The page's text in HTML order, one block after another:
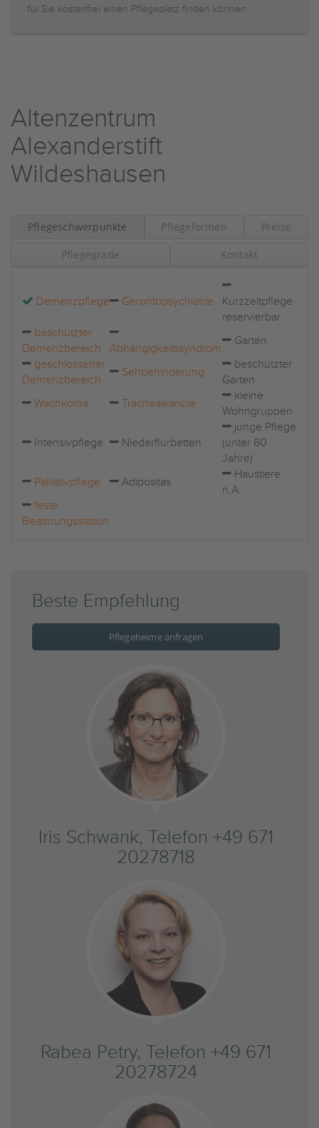
für Sie kostenfrei einen Pflegeplatz finden können.
Altenzentrum
Alexanderstift
Wildeshausen
Pflegeschwerpunkte Pflegeformen Preise
Pflegegrade Kontakt
Demenzpflege Gerontopsychiatrie
Kurzzeitpflege
reservierbar
beschützter
Demenzbereich
Abhängigkeitssyndrom
Garten
geschlossener
Demenzbereich
Sehbehinderung
beschützter
Garten
Wachkoma
Trachealkanüle
kleine
Wohngruppen
Intensivpflege Niederflurbetten
junge Pflege
(unter 60
Jahre)
Palliativpflege
Adipositas
Haustiere
n.A.
feste
Beatmungsstation
Beste Empfehlung
Pflegeheime anfragen
Iris Schwank, Telefon +49 671
20278718
Rabea Petry, Telefon +49 671
20278724